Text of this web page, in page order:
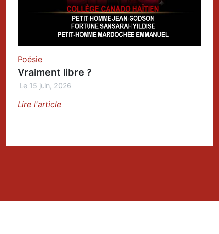
Poésie
Vraiment libre ?
Le 15 juin, 2026
Lire l'article